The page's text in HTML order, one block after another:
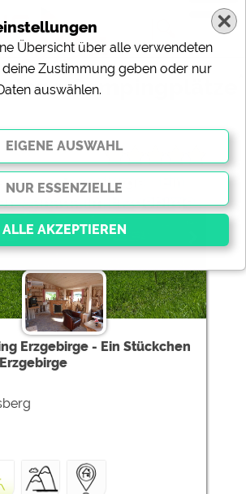
Campingplätze
Erzgebirge - Ein
Canada im Erzgebirge
Erzgebirge - Ein Stückchen
Übersicht über alle verwendeten
deine Zustimmung geben oder nur
auswählen.
grundlegende
die einwandfreie Funktion der
Ohne diese Cookies
nicht funktionieren.
jeweiligen Anbieters